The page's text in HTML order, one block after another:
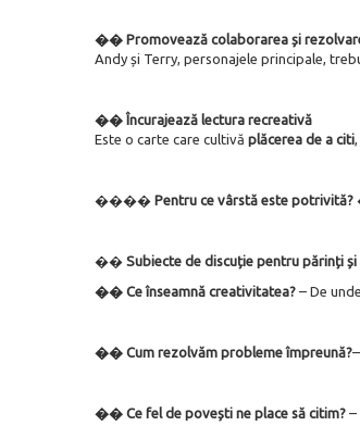
�� Promovează colaborarea și
Andy și Terry, personajele principale,
�� Încurajează lectura recreativă
Este o carte care cultivă plăcerea de a citi
���� Pentru ce vârstă este potrivită?
��️ Subiecte de discuție pentru părinți
�� Ce înseamnă creativitatea? – De
��️ Cum rezolvăm probleme împreună?
�� Ce fel de povești ne place să citim? –